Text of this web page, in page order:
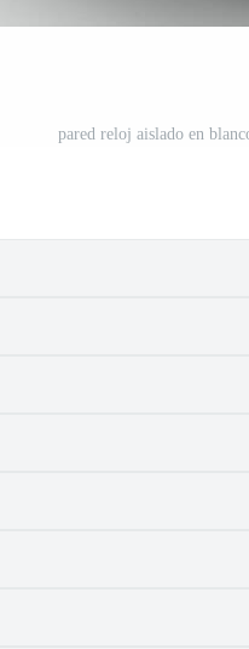
pared reloj aislado en